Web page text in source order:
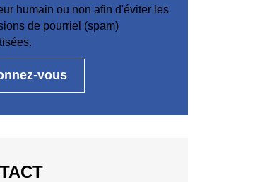
humain ou non afin d'éviter les
de pourriel (spam)